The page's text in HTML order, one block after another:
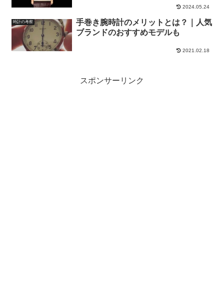
2024.05.24
時計の考察
手巻き腕時計のメリットとは？｜人気
ブランドのおすすめモデルも
2021.02.18
スポンサーリンク